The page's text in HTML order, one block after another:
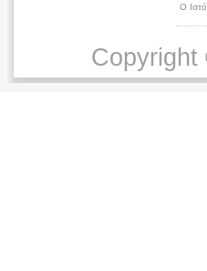
Ο
Copyright